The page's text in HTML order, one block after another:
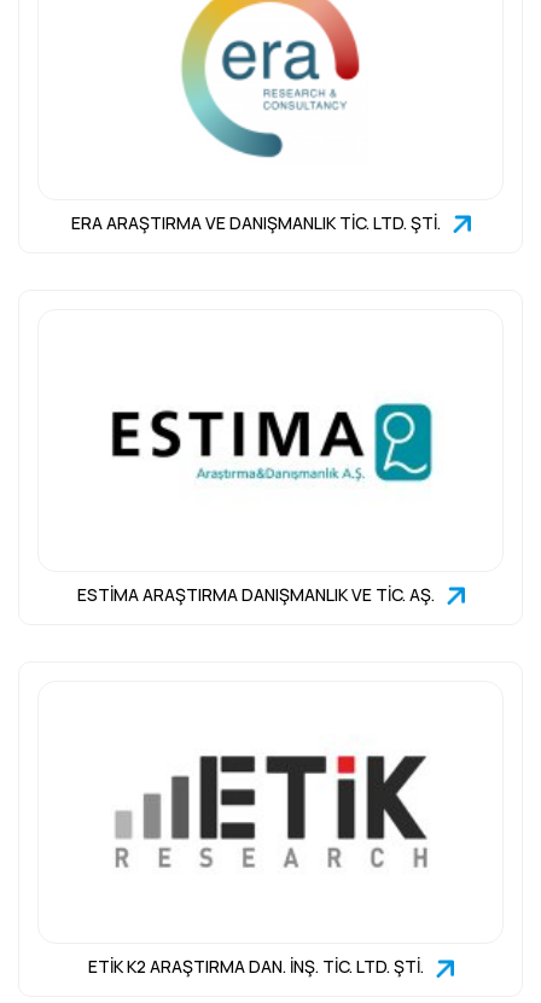
ERA ARAŞTIRMA VE DANIŞMANLIK TİC. LTD. ŞTİ.
ESTİMA ARAŞTIRMA DANIŞMANLIK VE TİC. AŞ.
ETİK K2 ARAŞTIRMA DAN. İNŞ. TİC. LTD. ŞTİ.